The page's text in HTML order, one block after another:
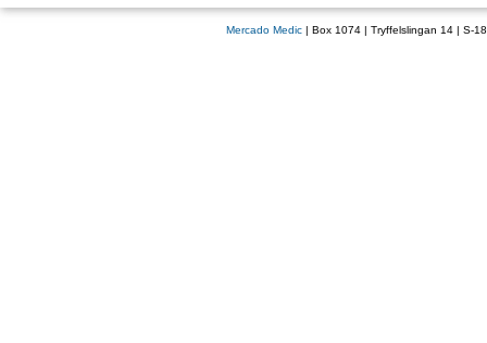
Mercado Medic| Box 1074 | Tryffelslingan 14 | S-